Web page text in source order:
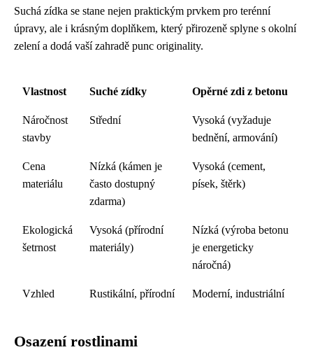
Suchá zídka se stane nejen praktickým prvkem pro terénní
úpravy, ale i krásným doplňkem, který přirozeně splyne s okolní
zelení a dodá vaší zahradě punc originality.
Vlastnost Suché zídky Opěrné zdi z betonu
Náročnost
stavby
Střední
Vysoká (vyžaduje
bednění, armování)
Cena
materiálu
Nízká (kámen je
často dostupný
zdarma)
Vysoká (cement,
písek, štěrk)
Ekologická
šetrnost
Vysoká (přírodní
materiály)
Nízká (výroba betonu
je energeticky
náročná)
Vzhled Rustikální, přírodní Moderní, industriální
Osazení rostlinami